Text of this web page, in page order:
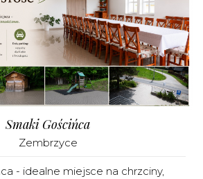
Smaki Gościńca
Zembrzyce
- idealne miejsce na chrzciny,